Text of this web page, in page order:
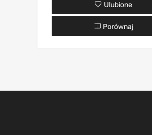
Ulubione
Porównaj